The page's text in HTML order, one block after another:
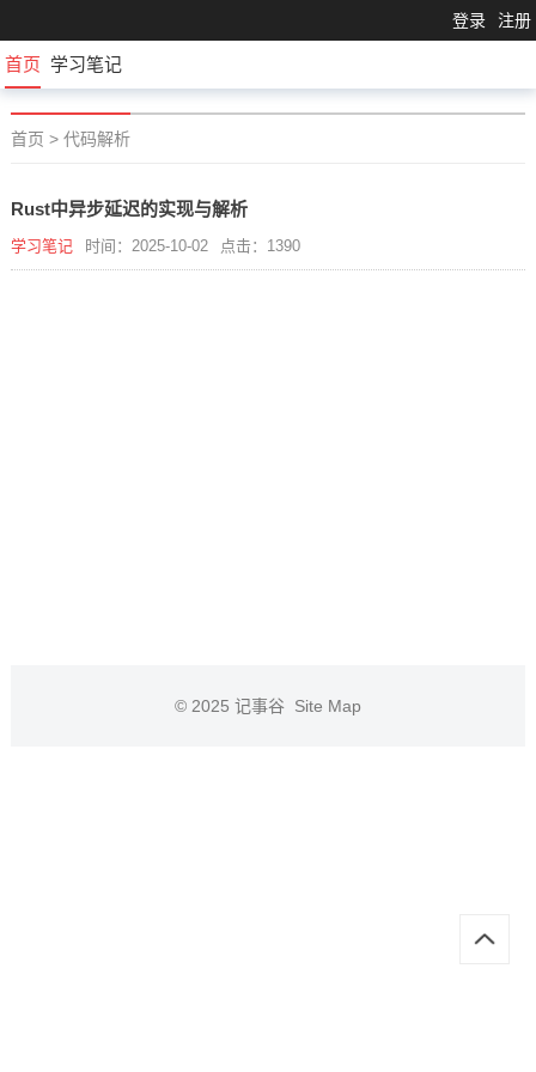
登录 注册
首页 学习笔记
首页 > 代码解析
Rust中异步延迟的实现与解析
学习笔记 时间：2025-10-02 点击：1390
© 2025 记事谷 Site Map